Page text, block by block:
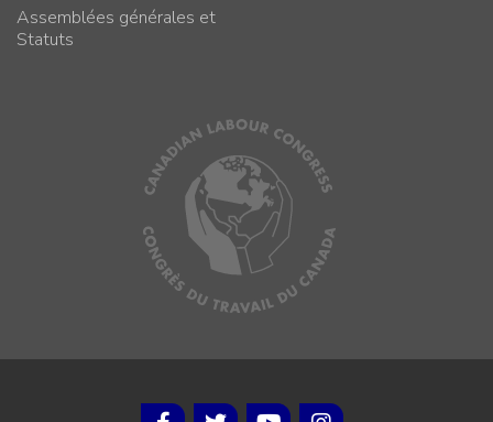
Assemblées générales et
Statuts